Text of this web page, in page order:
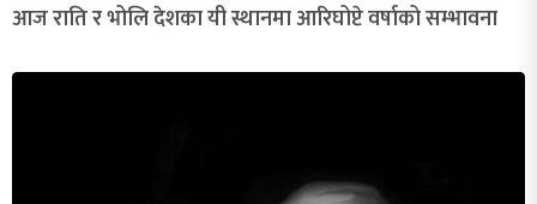
आज राति र भोलि देशका यी स्थानमा आरिघोप्टे वर्षाको सम्भावना